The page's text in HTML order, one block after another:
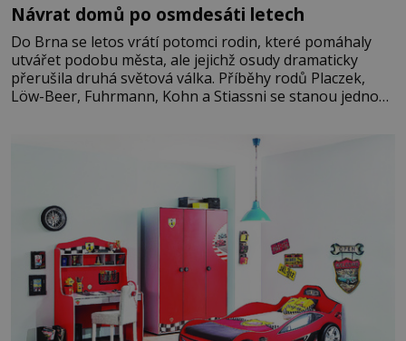
Návrat domů po osmdesáti letech
Do Brna se letos vrátí potomci rodin, které pomáhaly
utvářet podobu města, ale jejichž osudy dramaticky
přerušila druhá světová válka. Příběhy rodů Placzek,
Löw-Beer, Fuhrmann, Kohn a Stiassni se stanou jednou
jednoduché. Místa, která si člověk pamatuje z rodinných